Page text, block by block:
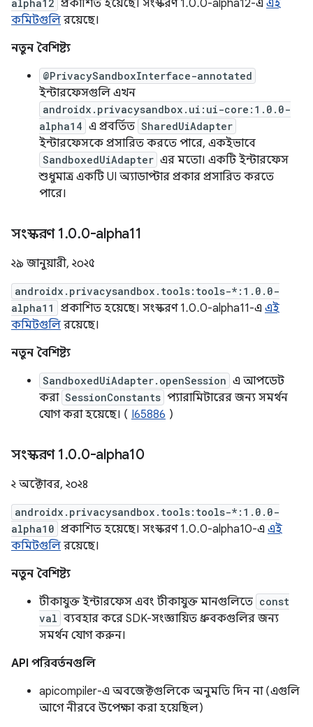
alpha12 প্রকাশিত হয়েছে। সংস্করণ 1.0.0-alpha12-এ এই
কমিটগুলি রয়েছে।
নতুন বৈশিষ্ট্য
@PrivacySandboxInterface-annotated
ইন্টারফেসগুলি এখন
androidx.privacysandbox.ui:ui-core:1.0.0-
alpha14 এ প্রবর্তিত SharedUiAdapter
ইন্টারফেসকে প্রসারিত করতে পারে, একইভাবে
SandboxedUiAdapter এর মতো। একটি ইন্টারফেস
শুধুমাত্র একটি UI অ্যাডাপ্টার প্রকার প্রসারিত করতে
পারে।
সংস্করণ 1.0.0-alpha11
২৯ জানুয়ারী, ২০২৫
androidx.privacysandbox.tools:tools-*:1.0.0-
alpha11
প্রকাশিত হয়েছে। সংস্করণ 1.0.0-alpha11-এ এই
কমিটগুলি রয়েছে।
নতুন বৈশিষ্ট্য
SandboxedUiAdapter.openSession এ আপডেট
করা SessionConstants প্যারামিটারের জন্য সমর্থন
যোগ করা হয়েছে। ( I65886 )
সংস্করণ 1.0.0-alpha10
২ অক্টোবর, ২০২৪
androidx.privacysandbox.tools:tools-*:1.0.0-
alpha10 প্রকাশিত হয়েছে। সংস্করণ 1.0.0-alpha10-এ এই
কমিটগুলি রয়েছে।
নতুন বৈশিষ্ট্য
টীকাযুক্ত ইন্টারফেস এবং টীকাযুক্ত মানগুলিতে const
val ব্যবহার করে SDK-সংজ্ঞায়িত ধ্রুবকগুলির জন্য
সমর্থন যোগ করুন।
API পরিবর্তনগুলি
apicompiler-এ অবজেক্টগুলিকে অনুমতি দিন না (এগুলি
আগে নীরবে উপেক্ষা করা হয়েছিল)